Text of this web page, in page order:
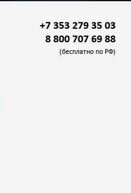
+7 353 279 35 03
8 800 707 69 88
(бесплатно по РФ)